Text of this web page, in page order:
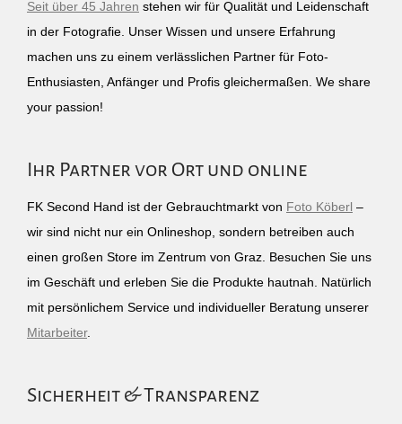
Seit über 45 Jahren stehen wir für Qualität und Leidenschaft
in der Fotografie. Unser Wissen und unsere Erfahrung
machen uns zu einem verlässlichen Partner für Foto-
Enthusiasten, Anfänger und Profis gleichermaßen. We share
your passion!
Ihr Partner vor Ort und online
FK Second Hand ist der Gebrauchtmarkt von Foto Köberl –
wir sind nicht nur ein Onlineshop, sondern betreiben auch
einen großen Store im Zentrum von Graz. Besuchen Sie uns
im Geschäft und erleben Sie die Produkte hautnah. Natürlich
mit persönlichem Service und individueller Beratung unserer
Mitarbeiter.
Sicherheit & Transparenz